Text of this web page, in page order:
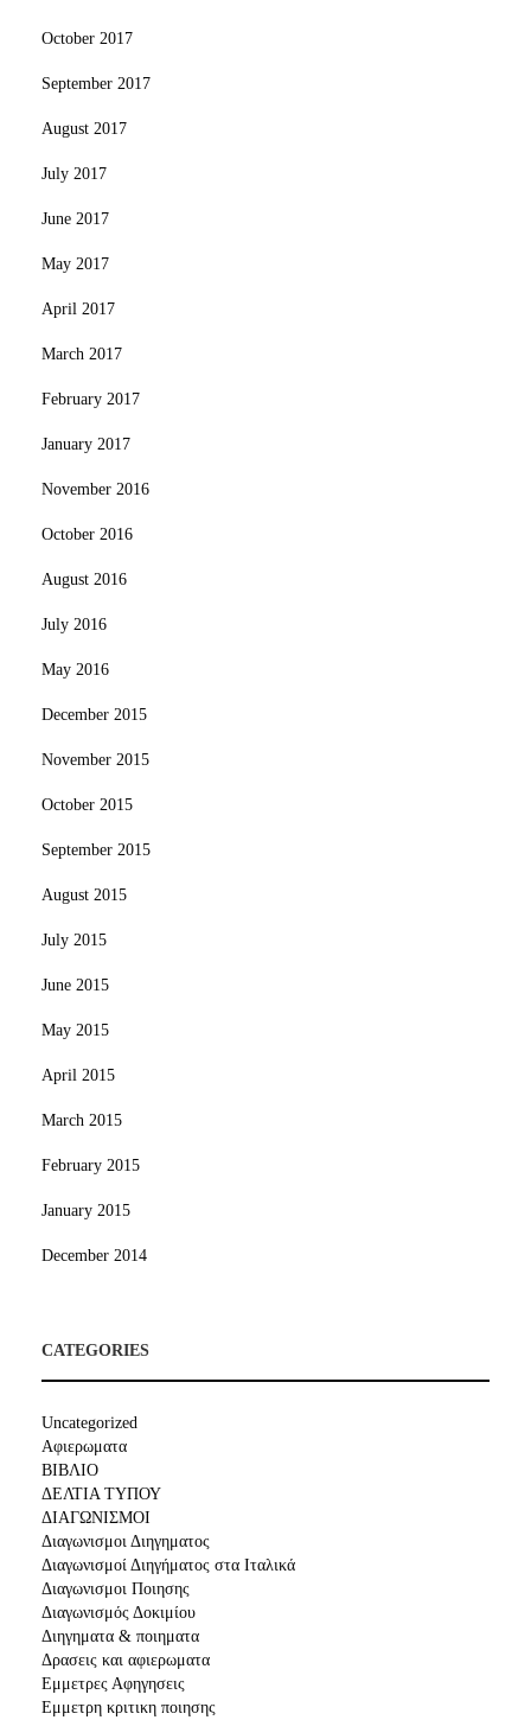
October 2017
September 2017
August 2017
July 2017
June 2017
May 2017
April 2017
March 2017
February 2017
January 2017
November 2016
October 2016
August 2016
July 2016
May 2016
December 2015
November 2015
October 2015
September 2015
August 2015
July 2015
June 2015
May 2015
April 2015
March 2015
February 2015
January 2015
December 2014
CATEGORIES
Uncategorized
Αφιερωματα
ΒΙΒΛΙΟ
ΔΕΛΤΙΑ ΤΥΠΟΥ
ΔΙΑΓΩΝΙΣΜΟΙ
Διαγωνισμοι Διηγηματος
Διαγωνισμοί Διηγήματος στα Ιταλικά
Διαγωνισμοι Ποιησης
Διαγωνισμός Δοκιμίου
Διηγηματα & ποιηματα
Δρασεις και αφιερωματα
Εμμετρες Αφηγησεις
Εμμετρη κριτικη ποιησης